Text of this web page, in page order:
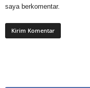
saya berkomentar.